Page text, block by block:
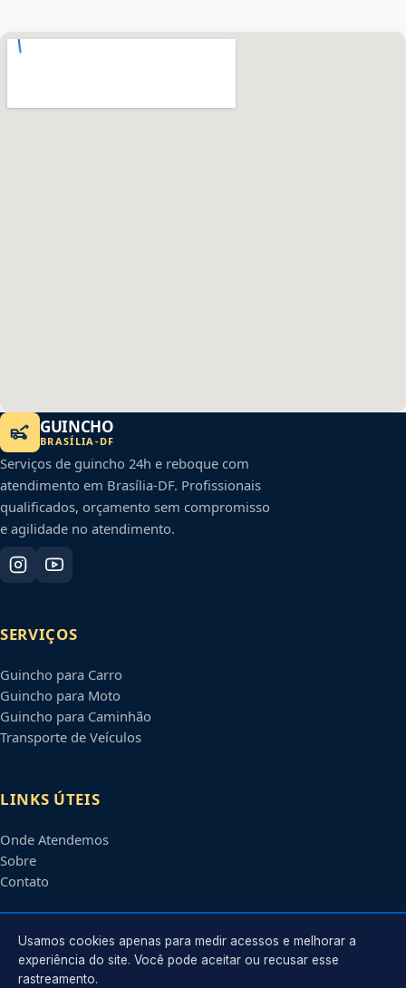
GUINCHO
BRASÍLIA -DF
Serviços de guincho 24h e reboque com
atendimento em Brasília-DF. Profissionais
qualificados, orçamento sem compromisso
e agilidade no atendimento.
SERVIÇOS
Guincho para Carro
Guincho para Moto
Guincho para Caminhão
Transporte de Veículos
LINKS ÚTEIS
Onde Atendemos
Sobre
Contato
CONTATO
Atendimento em
Usamos cookies apenas para medir acessos e melhorar a
experiência do site. Você pode aceitar ou recusar esse
rastreamento.